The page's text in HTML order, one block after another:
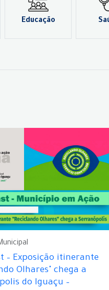
Educação
– Exposição itinerante
Olhares" chega a
do Iguaçu –